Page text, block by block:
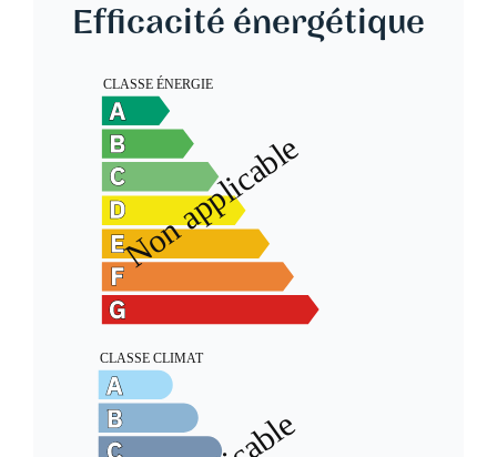
Efficacité énergétique